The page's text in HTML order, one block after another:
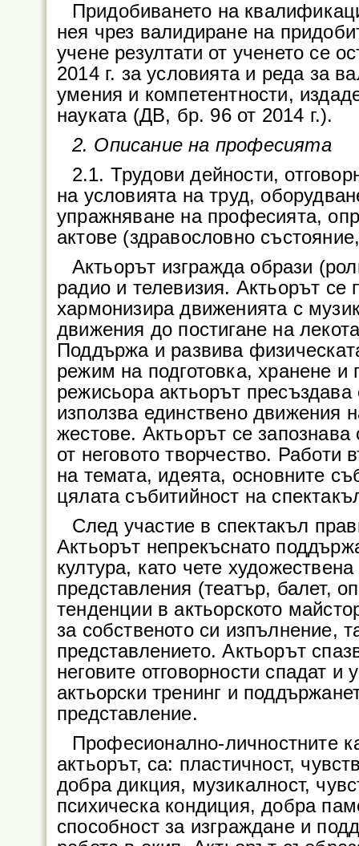
Придобиването на
нея чрез валидиране на
учене резултати от ученето се
2014 г. за условията и реда за
умения и компетентности,
науката (ДВ, бр. 96 от 2014 г.).
2. Описание на професията
2.1. Трудови дейности,
на условията на труд,
упражняване на професията,
актове (здравословно
Актьорът изгражда образи
радио и телевизия. Актьорът се
хармонизира движенията с
движения до постигане на
Поддържа и развива
режим на подготовка, хранене и
режисьора актьорът
използва единствено движения
жестове. Актьорът се
от неговото творчество. Работи
на темата, идеята, основните
цялата събитийност на
След участие в спектакъл
Актьорът непрекъснато
култура, като чете
представления (театър, балет,
тенденции в актьорското
за собственото си изпълнение,
представлението. Актьорът
неговите отговорности спадат
актьорски тренинг и
представление.
Професионално-личностните
актьорът, са: пластичност,
добра дикция, музикалност,
психическа кондиция, добра
способност за изграждане и